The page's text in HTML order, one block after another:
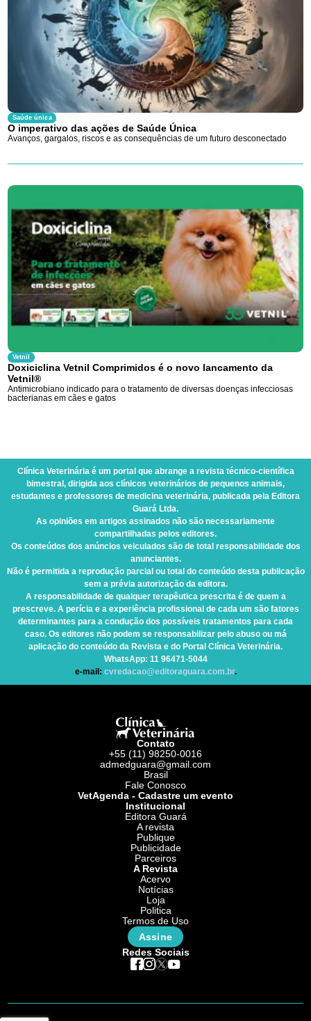
Saúde única
O imperativo das ações de Saúde Única
Avanços, gargalos, riscos e as consequências de um futuro desconectado
Vetnil
Doxiciclina Vetnil Comprimidos é o novo lancamento da
Vetnil®
Antimicrobiano indicado para o tratamento de diversas doenças infecciosas
bacterianas em cães e gatos
Clínica Veterinária é um portal que abrange a revista técnico-científica
bimestral, dirigida aos clínicos veterinários de pequenos animais,
estudantes e professores de medicina veterinária, publicada pela Editora
Guará Ltda.
As opiniões em artigos assinados não são necessariamente
compartilhadas pelos editores.
Os conteúdos dos anúncios veiculados são de total responsabilidade dos
anunciantes.
Não é permitida a reprodução parcial ou total do conteúdo desta publicação
sem a prévia autorização da editora.
A responsabilidade de qualquer terapêutica prescrita é de quem a
prescreve. A perícia e a experiência profissional de cada um são fatores
determinantes para a condução dos possíveis tratamentos para cada
caso. Os editores não podem se responsabilizar pelo abuso ou má
aplicação do conteúdo da Revista e do Portal Clínica Veterinária.
WhatsApp: 11 96471-5044
e-mail: cvredacao@editoraguara.com.br.
Contato
+55 (11) 98250-0016
admedguara@gmail.com
Brasil
Fale Conosco
VetAgenda - Cadastre um evento
Institucional
Editora Guará
A revista
Publique
Publicidade
Parceiros
A Revista
Acervo
Notícias
Loja
Politica
Termos de Uso
Assine
Redes Sociais